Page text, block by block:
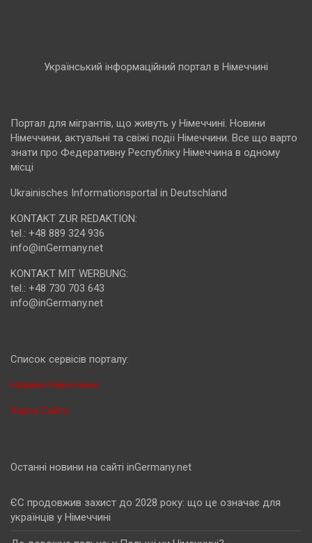
Український інформаційний портал в Німеччині
Портал для мігрантів, що живуть у Німеччині. Новини
Німеччини, актуальні та свіжі події Німеччини. Все що варто
знати про Федеративну Республіку Німеччина в одному
місці
Ukrainisches Informationsportal in Deutschland
KONTAKT ZUR REDAKTION:
tel.: +48 889 324 936
info@inGermany.net
KONTAKT MIT WERBUNG:
tel.: +48 730 703 643
info@inGermany.net
Cписок сервісів порталу:
Новини Німеччини
Карта Сайту
Останні новини на сайті inGermany.net
ЄС продовжив захист до 2028 року: що це означає для
українців у Німеччині